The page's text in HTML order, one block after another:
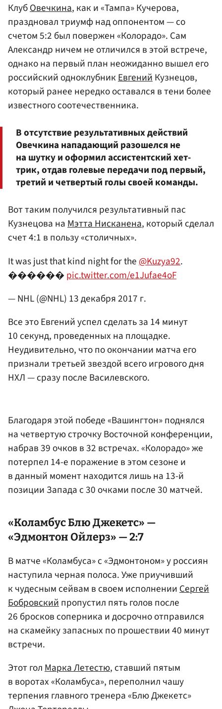
КлубОвечкина, как и «Тампа» Кучерова,
праздновал триумф над оппонентом — со
счетом 5:2 был повержен «Колорадо». Сам
Александр ничем не отличился в этой встрече,
однако на первый план неожиданно вышел его
российский одноклубникЕвгенийКузнецов,
который ранее нередко оставался в тени более
известного соотечественника.
В отсутствие результативных действий
Овечкина нападающий разошелся не
на шутку и оформил ассистентский хет-
трик, отдав голевые передачи под первый,
третий и четвертый голы своей команды.
Вот таким получился результативный пас
Кузнецова наМэтта Нисканена, который сделал
счет 4:1 в пользу «столичных».
It was just that kind night for the@Kuzya92.
������pic.twitter.com/e1Jufae4oF
— NHL (@NHL) 13 декабря 2017 г.
Все это Евгений успел сделать за 14 минут
10 секунд, проведенных на площадке.
Неудивительно, что по окончании матча его
признали третьей звездой всего игрового дня
НХЛ — сразу после Василевского.
Благодаря этой победе «Вашингтон» поднялся
на четвертую строчку Восточной конференции,
набрав 39 очков в 32 встречах. «Колорадо» же
потерпел 14-е поражение в этом сезоне и
в данный момент находится лишь на 13-й
позиции Запада с 30 очками после 30 матчей.
«Коламбус Блю Джекетс» —
«Эдмонтон Ойлерз» — 2:7
В матче «Коламбуса» с «Эдмонтоном» у россиян
наступила черная полоса. Уже приучивший
к чудесным сейвам в своем исполненииСергей
Бобровскийпропустил пять голов после
26 бросков соперника и досрочно отправился
на скамейку запасных по прошествии 40 минут
встречи.
Этот голМарка Летестю, ставший пятым
в воротах «Коламбуса», переполнил чашу
терпения главного тренера «Блю Джекетс»